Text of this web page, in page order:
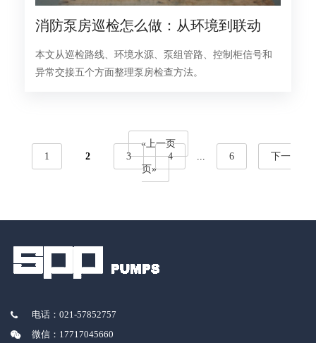
消防泵房巡检怎么做：从环境到联动
本文从巡检路线、环境水源、泵组管路、控制柜信号和
异常交接五个方面整理泵房检查方法。
«上一页
1
2 3 4 ... 6
下一
页»
电话：021-57852757
微信：17717045660